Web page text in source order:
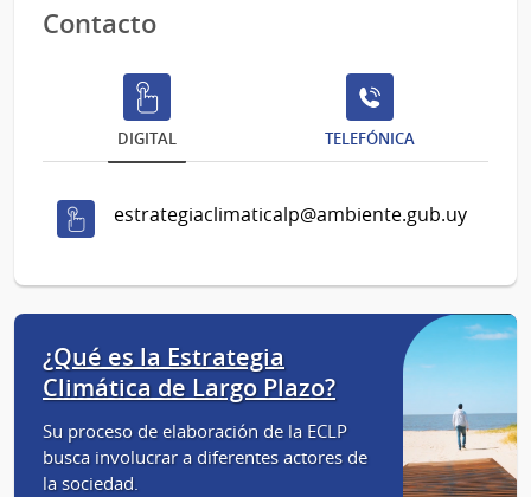
Contacto
DIGITAL TELEFÓNICA
estrategiaclimaticalp@ambiente.gub.uy
¿Qué es la Estrategia
Climática de Largo Plazo?
Su proceso de elaboración de la ECLP
busca involucrar a diferentes actores de
la sociedad.